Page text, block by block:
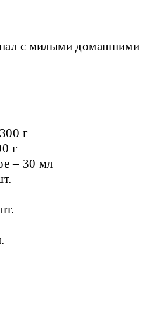
с милыми домашними
г
г
– 30 мл